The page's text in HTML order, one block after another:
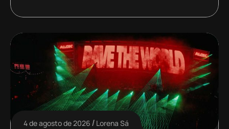
4 de agosto de 2026 Lorena Sá